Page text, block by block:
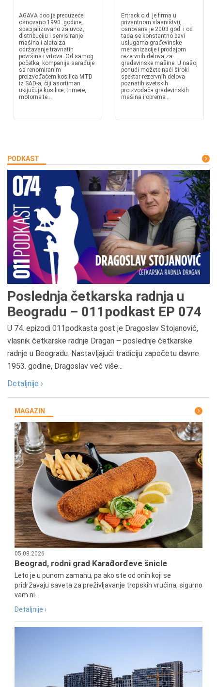
AGAVA doo je preduzeće
osnovano 1990. godine,
specijalizovano za uvoz,
distribuciju i servisiranje
mašina i alata za
održavanje travnatih
površina i vrtova. Od samog
početka, kompanija sarađuje
sa renomiranim
proizvođačem kosilica MTD
iz SAD-a, čiji asortiman
uključuje kosilice, trimere,
motorne te...
Ertrack o.d. je firma u
privantnom vlasništvu,
osnovana je 2003 god. i od
tada se konstantno bavi
uslugama građevinske
mehanizacije i prodajom
rezervnih delova za
građevinske mašine. U našoj
ponudi možete naći široki
spektar rezervnih delova
poznatih svetskih
proizvođača građevinskih
mašina i opreme...
PODKAST
Poslednja četkarska radnja u
Beogradu – 011podkast EP 074
U 74. epizodi 011podkasta gost je Dragoslav Stojanović,
vlasnik četkarske radnje Dragan – poslednje četkarske
radnje u Beogradu. Nastavljajući tradiciju započetu davne
1953. godine, Dragoslav već više...
Detaljnije ›
MAGAZIN
05.08.2026
Beograd, rodni grad Karađorđeve šnicle
Leto je u punom zamahu, pa ako ste od onih koji se
pridržavaju saveta za preživljavanje tropskih vrućina, sigurno
vam ni...
Detaljnije ›